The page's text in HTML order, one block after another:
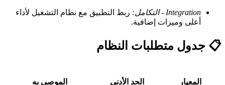
Integration - التكامل:
ربط التطبيق مع نظام التشغيل لأداء
أعلى وميزات إضافية.
📋 جدول متطلبات النظام
المعيار الحد الأدنى الموصى به